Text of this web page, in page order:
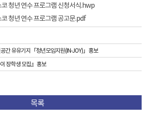
청년 연수 프로그램 신청서식.hwp
청년 연수 프로그램 공고문.pdf
간 유유기지「청년모임지원(IN-JOY)」홍보
장학생 모집』홍보
목록